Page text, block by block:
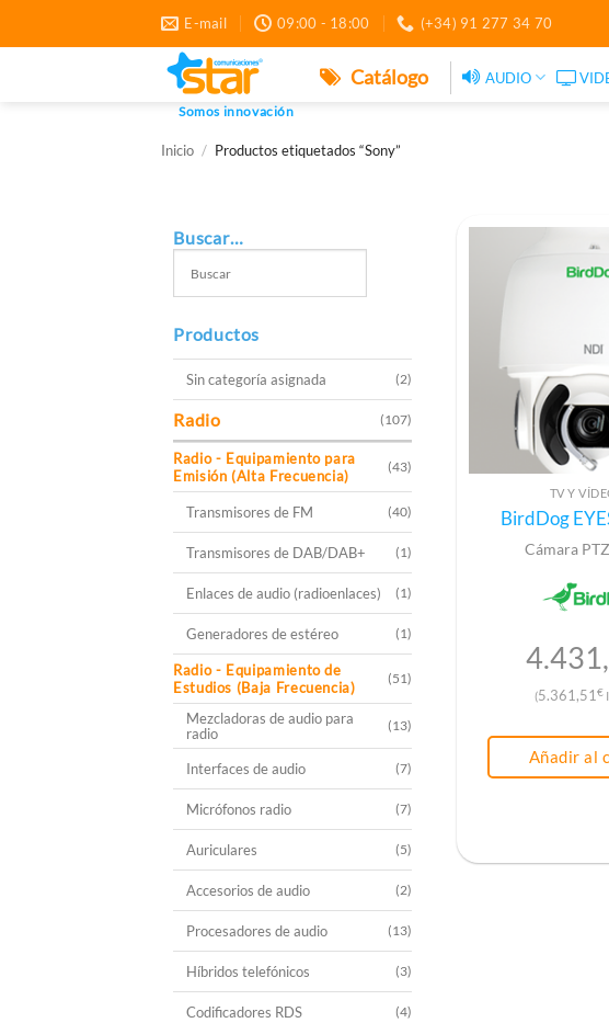
contenido
E-mail 09:00 - 18:00 (+34) 91 277 34 70
Somos innovación
Catálogo AUDIO
Inicio / Productos etiquetados “Sony”
Buscar…
Productos
Sin categoría asignada (2)
Radio (107)
Radio - Equipamiento para
Emisión (Alta Frecuencia)
(43)
Transmisores de FM (40)
Transmisores de DAB/DAB+ (1)
Enlaces de audio (radioenlaces) (1)
Generadores de estéreo (1)
Radio - Equipamiento de
Estudios (Baja Frecuencia)
(51)
Mezcladoras de audio para
radio
(13)
Interfaces de audio (7)
Micrófonos radio (7)
Auriculares (5)
Accesorios de audio (2)
Procesadores de audio (13)
Híbridos telefónicos (3)
Codificadores RDS (4)
TV Y
BirdDog
Cámara
(5.361,51€
Añadir al